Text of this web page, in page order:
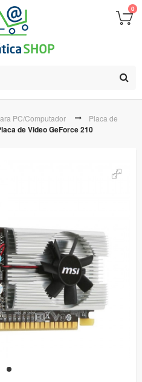
0
PC/Computador
Placa de
de Video GeForce 210